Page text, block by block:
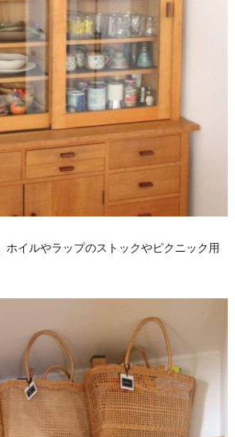
ホイルやラップのストックやピクニック用